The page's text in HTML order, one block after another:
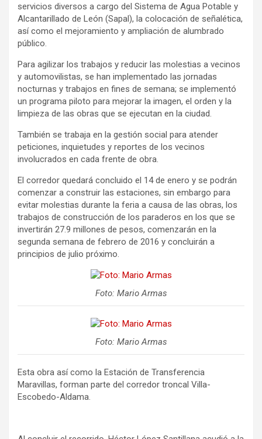
servicios diversos a cargo del Sistema de Agua Potable y
Alcantarillado de León (Sapal), la colocación de señalética,
así como el mejoramiento y ampliación de alumbrado
público.
Para agilizar los trabajos y reducir las molestias a vecinos
y automovilistas, se han implementado las jornadas
nocturnas y trabajos en fines de semana; se implementó
un programa piloto para mejorar la imagen, el orden y la
limpieza de las obras que se ejecutan en la ciudad.
También se trabaja en la gestión social para atender
peticiones, inquietudes y reportes de los vecinos
involucrados en cada frente de obra.
El corredor quedará concluido el 14 de enero y se podrán
comenzar a construir las estaciones, sin embargo para
evitar molestias durante la feria a causa de las obras, los
trabajos de construcción de los paraderos en los que se
invertirán 27.9 millones de pesos, comenzarán en la
segunda semana de febrero de 2016 y concluirán a
principios de julio próximo.
Foto: Mario Armas
Foto: Mario Armas
Esta obra así como la Estación de Transferencia
Maravillas, forman parte del corredor troncal Villa-
Escobedo-Aldama.